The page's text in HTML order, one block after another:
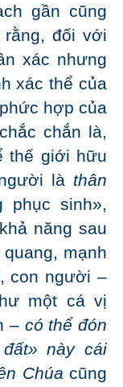
gần cũng
đối với
xác nhưng
xác thể của
hợp của
chắn là,
thế giới hữu
là thân
phục sinh»,
năng sau
mạnh
con người –
một cá vị
– có thể đón
này cái
Chúa cũng